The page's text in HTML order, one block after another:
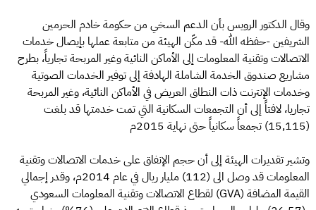
وقال الدكتور الرويس بأن الدعم السخي من حكومة خادم الحرمين
الشريفين -حفظه الله- قد مكّن الهيئة من متابعة عملها بإيصال خدمات
الاتصالات وتقنية المعلومات إلى الأماكن النائية وغير المربحة تجارياً، بطرح
مشاريع صندوق الخدمة الشاملة الهادفة إلى توفير الخدمات الصوتية
وخدمات الإنترنت ذات النطاق العريض في الأماكن النائية، وغير المربحة
تجاريا، لافتاً إلى أن التجمعات السكانية التي تمت خدمتها قد بلغت
(15,115) تجمعاً سكانياً حتى نهاية 2015م
وتشير تقديرات الهيئة إلى أن حجم الإنفاق على خدمات الاتصالات وتقنية
المعلومات قد وصل الى (112) مليار ريال في عام 2014م، وقدر إجمالي
القيمة المضافة (GVA) لقطاع الاتصالات وتقنية المعلومات السعودي